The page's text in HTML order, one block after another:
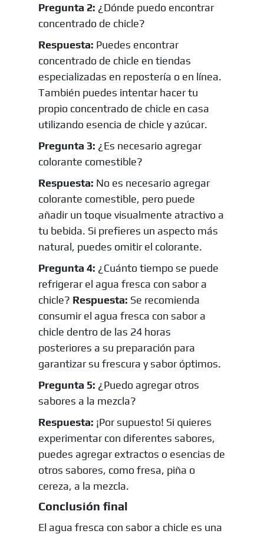
Pregunta 2: ¿Dónde puedo encontrar
concentrado de chicle?
Respuesta: Puedes encontrar
concentrado de chicle en tiendas
especializadas en repostería o en línea.
También puedes intentar hacer tu
propio concentrado de chicle en casa
utilizando esencia de chicle y azúcar.
Pregunta 3: ¿Es necesario agregar
colorante comestible?
Respuesta: No es necesario agregar
colorante comestible, pero puede
añadir un toque visualmente atractivo a
tu bebida. Si prefieres un aspecto más
natural, puedes omitir el colorante.
Pregunta 4: ¿Cuánto tiempo se puede
refrigerar el agua fresca con sabor a
chicle? Respuesta: Se recomienda
consumir el agua fresca con sabor a
chicle dentro de las 24 horas
posteriores a su preparación para
garantizar su frescura y sabor óptimos.
Pregunta 5: ¿Puedo agregar otros
sabores a la mezcla?
Respuesta: ¡Por supuesto! Si quieres
experimentar con diferentes sabores,
puedes agregar extractos o esencias de
otros sabores, como fresa, piña o
cereza, a la mezcla.
Conclusión final
El agua fresca con sabor a chicle es una